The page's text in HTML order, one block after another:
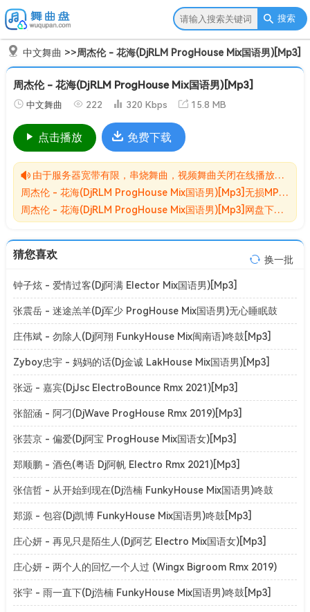
搜索
中文舞曲 >>周杰伦 - 花海(DjRLM ProgHouse Mix国语男)[Mp3]
周杰伦 - 花海(DjRLM ProgHouse Mix国语男)[Mp3]
中文舞曲 222 320 Kbps 15.8 MB
点击播放 免费下载
由于服务器宽带有限，串烧舞曲，视频舞曲关闭在线播放功能,请转存到自己的网盘在进行播放！！！
周杰伦 - 花海(DjRLM ProgHouse Mix国语男)[Mp3]无损MP3歌曲免费下载储存于夸克网盘，夸克网盘为阿里旗下，资源转存到自己的网盘可以在线播放与下载。
周杰伦 - 花海(DjRLM ProgHouse Mix国语男)[Mp3]网盘下载收集于网络，作品版权为原作者所有。如本站有侵害到您权益的歌曲请来信告知我们，我们会立即删除侵害到您权益的内容。
猜您喜欢 换一批
钟子炫 - 爱情过客(Dj阿满 Elector Mix国语男)[Mp3]
张震岳 - 迷途羔羊(Dj军少 ProgHouse Mix国语男)无心睡眠鼓
v2[Mp3]
庄伟斌 - 勿除人(Dj阿翔 FunkyHouse Mix闽南语)咚鼓[Mp3]
Zyboy忠宇 - 妈妈的话(Dj金诚 LakHouse Mix国语男)[Mp3]
张远 - 嘉宾(DjJsc ElectroBounce Rmx 2021)[Mp3]
张韶涵 - 阿刁(DjWave ProgHouse Rmx 2019)[Mp3]
张芸京 - 偏爱(Dj阿宝 ProgHouse Mix国语女)[Mp3]
郑顺鹏 - 酒色(粤语 Dj阿帆 Electro Rmx 2021)[Mp3]
张信哲 - 从开始到现在(Dj浩楠 FunkyHouse Mix国语男)咚鼓
[Mp3]
郑源 - 包容(Dj凯博 FunkyHouse Mix国语男)咚鼓[Mp3]
庄心妍 - 再见只是陌生人(Dj阿艺 Electro Mix国语女)[Mp3]
庄心妍 - 两个人的回忆一个人过 (Wingx Bigroom Rmx 2019)
[Mp3]
张宇 - 雨一直下(Dj浩楠 FunkyHouse Mix国语男)咚鼓[Mp3]